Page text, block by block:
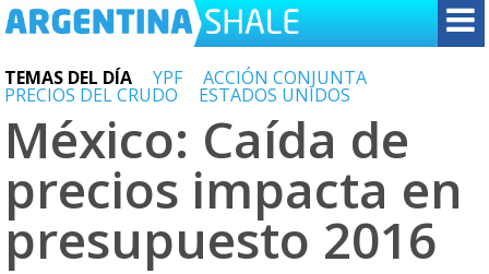
TEMAS DEL DÍA YPF ACCIÓN CONJUNTA
PRECIOS DEL CRUDO ESTADOS UNIDOS
México: Caída de
precios impacta en
presupuesto 2016